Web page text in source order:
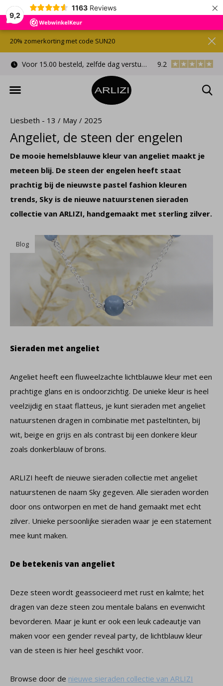
9,2
1163 Reviews ×
Voor 15.00 besteld, zelfde dag verstuurd Gratis
9.2
20% zomerkorting met code SUN20
Liesbeth - 13 / May / 2025
Angeliet, de steen der engelen
De mooie hemelsblauwe kleur van angeliet maakt je
meteen blij. De steen der engelen heeft staat
prachtig bij de nieuwste pastel fashion kleuren
trends, Sky is de nieuwe natuurstenen sieraden
collectie van ARLIZI, handgemaakt met sterling zilver.
Blog
Sieraden met angeliet
Angeliet heeft een fluweelzachte lichtblauwe kleur met een
prachtige glans en is ondoorzichtig. De unieke kleur is heel
veelzijdig en staat flatteus, je kunt sieraden met angeliet
natuurstenen dragen in combinatie met pasteltinten, bij
wit, beige en grijs en als contrast bij een donkere kleur
zoals donkerblauw of brons.
ARLIZI heeft de nieuwe sieraden collectie met angeliet
natuurstenen de naam Sky gegeven. Alle sieraden worden
door ons ontworpen en met de hand gemaakt met echt
zilver. Unieke persoonlijke sieraden waar je een statement
mee kunt maken.
De betekenis van angeliet
Deze steen wordt geassocieerd met rust en kalmte; het
dragen van deze steen zou mentale balans en evenwicht
bevorderen. Maar je kunt er ook een leuk cadeautje van
maken voor een gender reveal party, de lichtblauw kleur
van de steen is hier heel geschikt voor.
Browse door de nieuwe sieraden collectie van ARLIZI